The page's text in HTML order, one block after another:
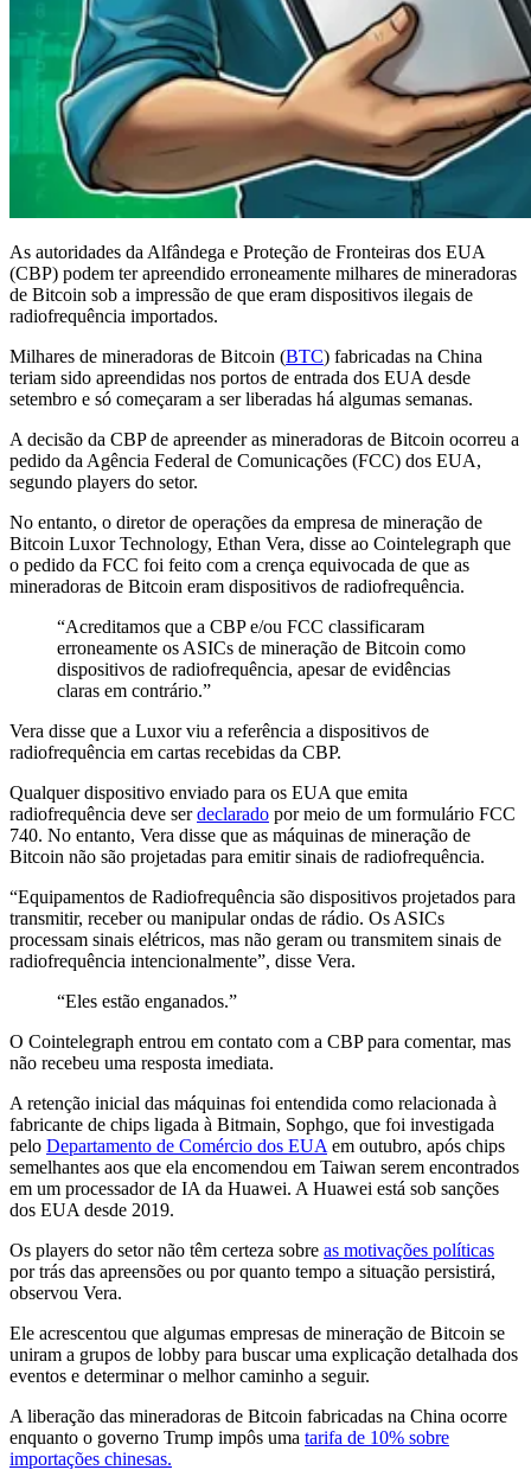
As autoridades da Alfândega e Proteção de Fronteiras dos EUA
(CBP) podem ter apreendido erroneamente milhares de mineradoras
de Bitcoin sob a impressão de que eram dispositivos ilegais de
radiofrequência importados.
Milhares de mineradoras de Bitcoin (BTC) fabricadas na China
teriam sido apreendidas nos portos de entrada dos EUA desde
setembro e só começaram a ser liberadas há algumas semanas.
A decisão da CBP de apreender as mineradoras de Bitcoin ocorreu a
pedido da Agência Federal de Comunicações (FCC) dos EUA,
segundo players do setor.
No entanto, o diretor de operações da empresa de mineração de
Bitcoin Luxor Technology, Ethan Vera, disse ao Cointelegraph que
o pedido da FCC foi feito com a crença equivocada de que as
mineradoras de Bitcoin eram dispositivos de radiofrequência.
“Acreditamos que a CBP e/ou FCC classificaram
erroneamente os ASICs de mineração de Bitcoin como
dispositivos de radiofrequência, apesar de evidências
claras em contrário.”
Vera disse que a Luxor viu a referência a dispositivos de
radiofrequência em cartas recebidas da CBP.
Qualquer dispositivo enviado para os EUA que emita
radiofrequência deve serdeclarado por meio de um formulário FCC
740. No entanto, Vera disse que as máquinas de mineração de
Bitcoin não são projetadas para emitir sinais de radiofrequência.
“Equipamentos de Radiofrequência são dispositivos projetados para
transmitir, receber ou manipular ondas de rádio. Os ASICs
processam sinais elétricos, mas não geram ou transmitem sinais de
radiofrequência intencionalmente”, disse Vera.
“Eles estão enganados.”
O Cointelegraph entrou em contato com a CBP para comentar, mas
não recebeu uma resposta imediata.
A retenção inicial das máquinas foi entendida como relacionada à
fabricante de chips ligada à Bitmain, Sophgo, que foi investigada
pelo Departamento de Comércio dos EUA em outubro, após chips
semelhantes aos que ela encomendou em Taiwan serem encontrados
em um processador de IA da Huawei. A Huawei está sob sanções
dos EUA desde 2019.
Os players do setor não têm certeza sobre as motivações políticas
por trás das apreensões ou por quanto tempo a situação persistirá,
observou Vera.
Ele acrescentou que algumas empresas de mineração de Bitcoin se
uniram a grupos de lobby para buscar uma explicação detalhada dos
eventos e determinar o melhor caminho a seguir.
A liberação das mineradoras de Bitcoin fabricadas na China ocorre
enquanto o governo Trump impôs uma tarifa de 10% sobre
importações chinesas.